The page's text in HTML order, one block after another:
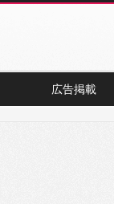
広告掲載